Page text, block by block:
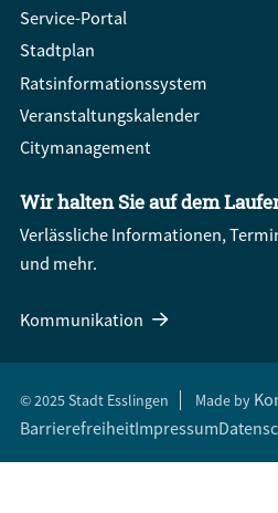
Service-Portal
Stadtplan
Ratsinformationssystem
Veranstaltungskalender
Citymanagement
Wir halten Sie auf dem
Verlässliche Informationen,
und mehr.
Kommunikation
© 2025 Stadt Esslingen Made by
BarrierefreiheitImpressum